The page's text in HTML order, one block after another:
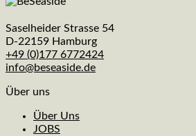
Saselheider Strasse 54
D-22159 Hamburg
+49 (0)177 6772424
info@beseaside.de
Über uns
Über Uns
JOBS